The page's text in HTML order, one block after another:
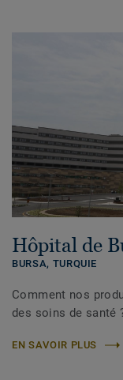
Hôpital de
BURSA, TURQUIE
Comment nos
des soins de santé
EN SAVOIR PLUS